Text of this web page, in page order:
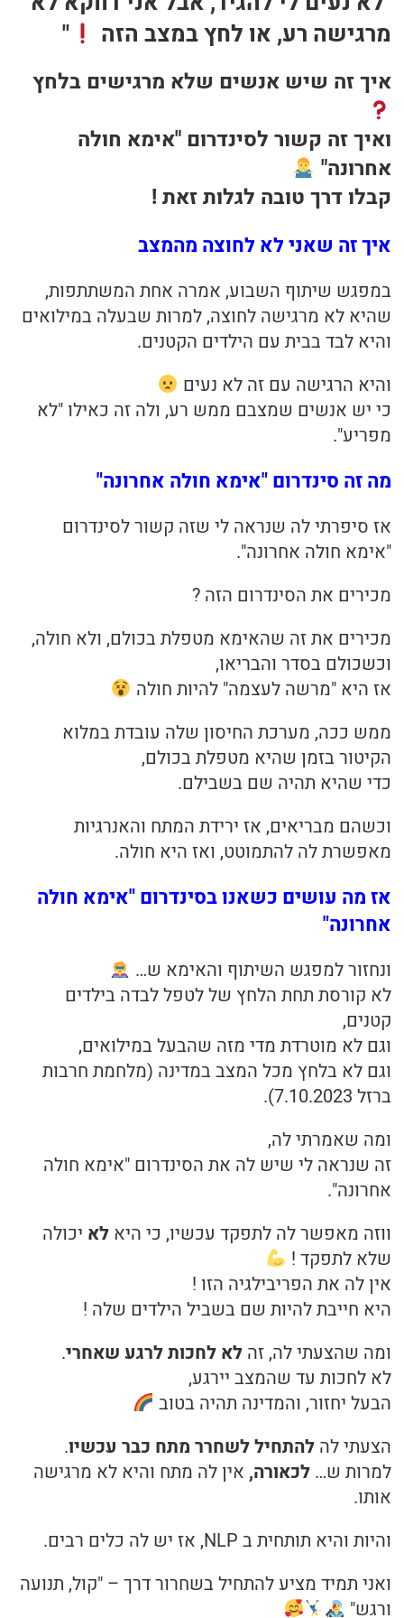
בריאות
תזונה
טיפולים
עיסוי
מרגישה רע, או לחץ במצב הזה
"
איך זה שיש אנשים שלא מרגישים בלחץ
ואיך זה קשור לסינדרום "אימא חולה
אחרונה"
קבלו דרך טובה לגלות זאת !
איך זה שאני לא לחוצה מהמצב
במפגש שיתוף השבוע, אמרה אחת המשתתפות,
שהיא לא מרגישה לחוצה, למרות שבעלה במילואים
והיא לבד בבית עם הילדים הקטנים.
והיא הרגישה עם זה לא נעים
כי יש אנשים שמצבם ממש רע, ולה זה כאילו "לא
מפריע".
מה זה סינדרום "אימא חולה אחרונה"
אז סיפרתי לה שנראה לי שזה קשור לסינדרום
"אימא חולה אחרונה".
מכירים את הסינדרום הזה ?
מכירים את זה שהאימא מטפלת בכולם, ולא חולה,
וכשכולם בסדר והבריאו,
אז היא "מרשה לעצמה" להיות חולה
ממש ככה, מערכת החיסון שלה עובדת במלוא
הקיטור בזמן שהיא מטפלת בכולם,
כדי שהיא תהיה שם בשבילם.
וכשהם מבריאים, אז ירידת המתח והאנרגיות
מאפשרת לה להתמוטט, ואז היא חולה.
אז מה עושים כשאנו בסינדרום "אימא חולה
אחרונה"
ונחזור למפגש השיתוף והאימא ש…
לא קורסת תחת הלחץ של לטפל לבדה בילדים
קטנים,
וגם לא מוטרדת מדי מזה שהבעל במילואים,
וגם לא בלחץ מכל המצב במדינה (מלחמת חרבות
ברזל 7.10.2023).
ומה שאמרתי לה,
זה שנראה לי שיש לה את הסינדרום "אימא חולה
אחרונה".
ווזה מאפשר לה לתפקד עכשיו, כי היאלא יכולה
שלא לתפקד !
אין לה את הפריבילגיה הזו !
היא חייבת להיות שם בשביל הילדים שלה !
ומה שהצעתי לה, זהלא לחכות לרגע שאחרי.
לא לחכות עד שהמצב יירגע,
הבעל יחזור, והמדינה תהיה בטוב
הצעתי להלהתחיל לשחרר מתח כבר עכשיו.
למרות ש…לכאורה, אין לה מתח והיא לא מרגישה
אותו.
והיות והיא תותחית ב NLP, אז יש לה כלים רבים.
ואני תמיד מציע להתחיל בשחרור דרך – "קול, תנועה
ורגש"